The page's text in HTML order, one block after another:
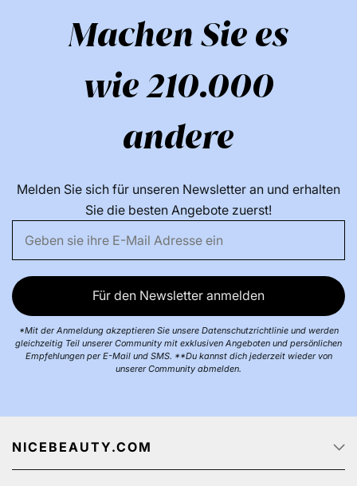
Machen Sie es
wie 210.000
andere
Melden Sie sich für unseren Newsletter an und erhalten
Sie die besten Angebote zuerst!
Für den Newsletter anmelden
*Mit der Anmeldung akzeptieren Sie unsere Datenschutzrichtlinie und werden
gleichzeitig Teil unserer Community mit exklusiven Angeboten und persönlichen
Empfehlungen per E-Mail und SMS. **Du kannst dich jederzeit wieder von
unserer Community abmelden.
NICEBEAUTY.COM
Startseite